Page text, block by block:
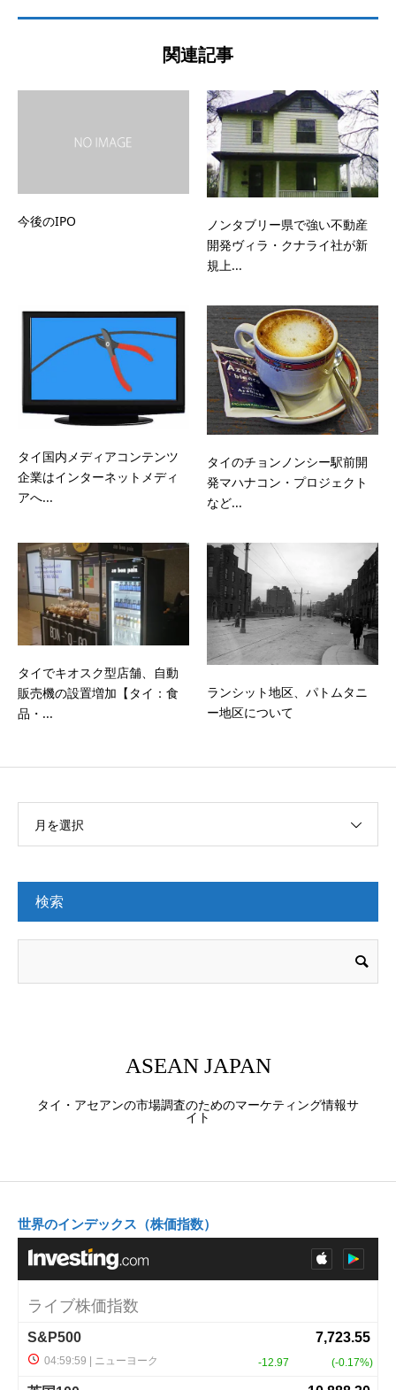
関連記事
今後のIPO
ノンタブリー県で強い不動産
開発ヴィラ・クナライ社が新
規上...
タイ国内メディアコンテンツ
企業はインターネットメディ
アへ...
タイのチョンノンシー駅前開
発マハナコン・プロジェクト
など...
タイでキオスク型店舗、自動
販売機の設置増加【タイ：食
品・...
ランシット地区、パトムタニ
ー地区について
月を選択
検索
ASEAN JAPAN
タイ・アセアンの市場調査のためのマーケティング情報サ
イト
世界のインデックス（株価指数）